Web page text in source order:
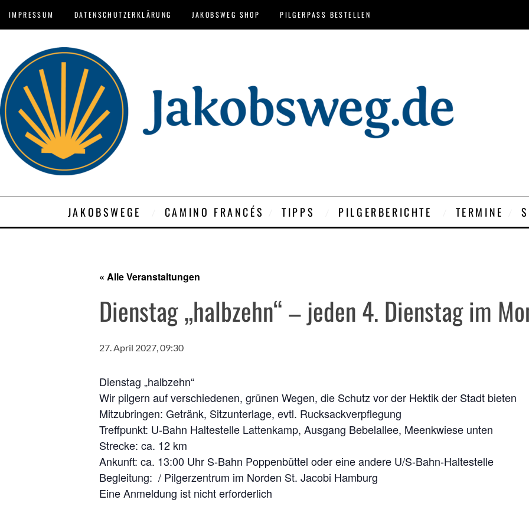
IMPRESSUM DATENSCHUTZERKLÄRUNG JAKOBSWEG SHOP PILGERPASS BESTELLEN
JAKOBSWEGE CAMINO FRANCÉS TIPPS PILGERBERICHTE TERMINE
« Alle Veranstaltungen
Dienstag „halbzehn“ – jeden 4. Dienstag im
27. April 2027, 09:30
Dienstag „halbzehn“
Wir pilgern auf verschiedenen, grünen Wegen, die Schutz vor der Hektik der Stadt bieten
Mitzubringen: Getränk, Sitzunterlage, evtl. Rucksackverpflegung
Treffpunkt: U-Bahn Haltestelle Lattenkamp, Ausgang Bebelallee, Meenkwiese unten
Strecke: ca. 12 km
Ankunft: ca. 13:00 Uhr S-Bahn Poppenbüttel oder eine andere U/S-Bahn-Haltestelle
Begleitung: / Pilgerzentrum im Norden St. Jacobi Hamburg
Eine Anmeldung ist nicht erforderlich